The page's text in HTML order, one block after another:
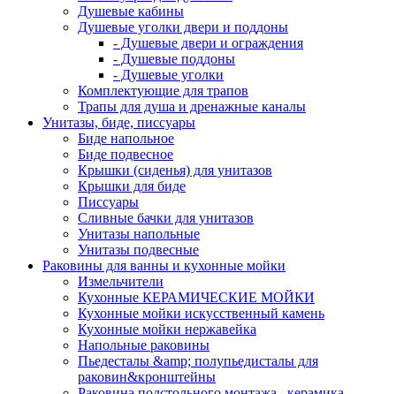
Душевые кабины
Душевые уголки двери и поддоны
- Душевые двери и ограждения
- Душевые поддоны
- Душевые уголки
Комплектующие для трапов
Трапы для душа и дренажные каналы
Унитазы, биде, писсуары
Биде напольное
Биде подвесное
Крышки (сиденья) для унитазов
Крышки для биде
Писсуары
Сливные бачки для унитазов
Унитазы напольные
Унитазы подвесные
Раковины для ванны и кухонные мойки
Измельчители
Кухонные КЕРАМИЧЕСКИЕ МОЙКИ
Кухонные мойки искусственный камень
Кухонные мойки нержавейка
Напольные раковины
Пьедесталы &amp; полупьедисталы для
раковин&кронштейны